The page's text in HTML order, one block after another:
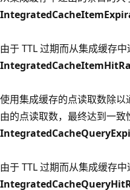
由于 TTL 过期而从集成缓存
使用集成缓存的点读取数除以
由的点读取数，最终达到一致
由于 TTL 过期而从集成缓存